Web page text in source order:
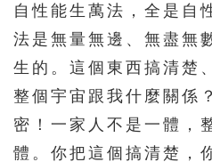
512 513
516 517 518
521 522 523
自性能生萬法，全是自
法是無量無邊、無盡無
生的。這個東西搞清楚
整個宇宙跟我什麼關係
密！一家人不是一體，
體。你把這個搞清楚，